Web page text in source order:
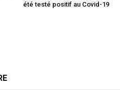
été testé positif au Covid-19